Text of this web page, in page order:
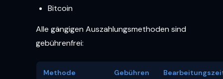
Bitcoin
Alle gängigen Auszahlungsmethoden sind
gebührenfrei:
Methode Gebühren